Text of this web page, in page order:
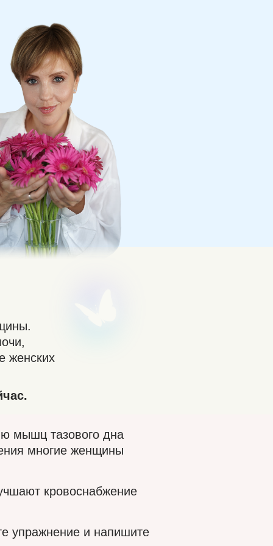
женских
упражнение и напишите
мышц тазового дна
многие женщины
кровоснабжение